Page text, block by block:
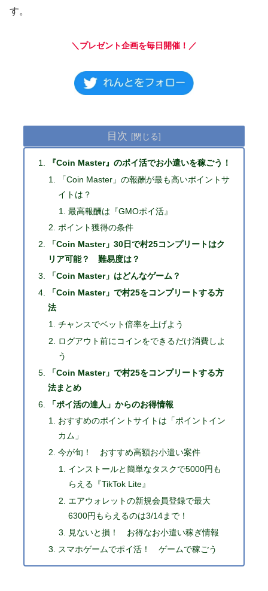
す。
＼プレゼント企画を毎日開催！／
目次
『Coin Master』のポイ活でお小遣いを稼ごう！
「Coin Master」の報酬が最も高いポイントサ
イトは？
最高報酬は『GMOポイ活』
ポイント獲得の条件
「Coin Master」30日で村25コンプリートはク
リア可能？ 難易度は？
「Coin Master」はどんなゲーム？
「Coin Master」で村25をコンプリートする方
法
チャンスでベット倍率を上げよう
ログアウト前にコインをできるだけ消費しよ
う
「Coin Master」で村25をコンプリートする方
法まとめ
「ポイ活の達人」からのお得情報
おすすめのポイントサイトは「ポイントイン
カム」
今が旬！ おすすめ高額お小遣い案件
インストールと簡単なタスクで5000円も
らえる『TikTok Lite』
エアウォレットの新規会員登録で最大
6300円もらえるのは3/14まで！
見ないと損！ お得なお小遣い稼ぎ情報
スマホゲームでポイ活！ ゲームで稼ごう